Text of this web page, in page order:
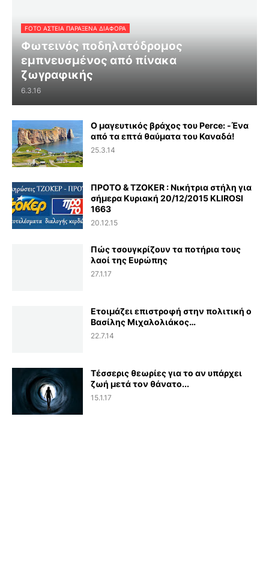
FOTO ΑΣΤΕΙΑ ΠΑΡΑΞΕΝΑ ΔΙΑΦΟΡΑ
Φωτεινός ποδηλατόδρομος
εμπνευσμένος από πίνακα
ζωγραφικής
6.3.16
Ο μαγευτικός βράχος του Perce: -Ένα
από τα επτά θαύματα του Καναδά!
25.3.14
ΠΡΟΤΟ & TZOKER : Νικήτρια στήλη για
σήμερα Κυριακή 20/12/2015 KLIROSI
1663
20.12.15
Πώς τσουγκρίζουν τα ποτήρια τους
λαοί της Ευρώπης
27.1.17
Ετοιμάζει επιστροφή στην πολιτική ο
Βασίλης Μιχαλολιάκος…
22.7.14
Τέσσερις θεωρίες για το αν υπάρχει
ζωή μετά τον θάνατο...
15.1.17